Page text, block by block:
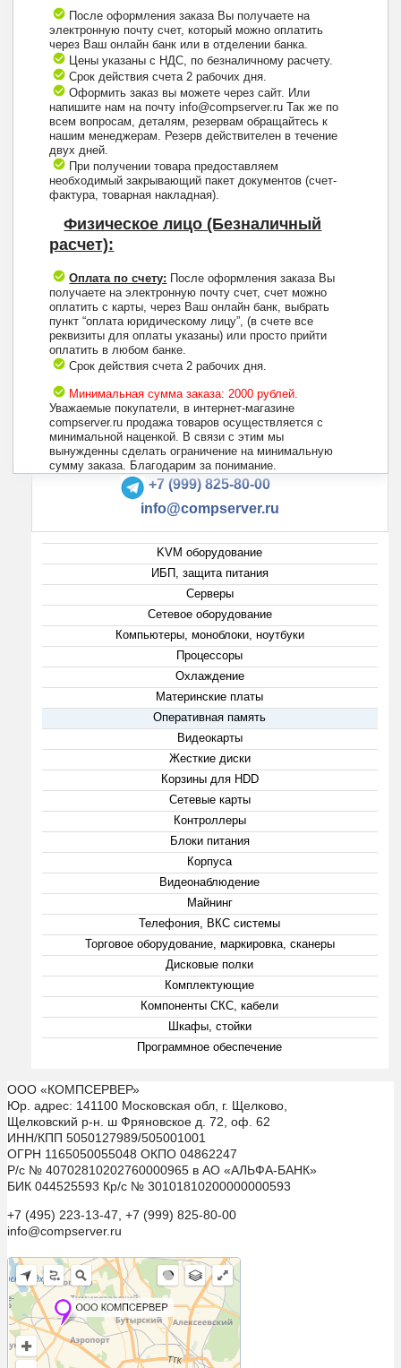
После оформления заказа Вы получаете на
электронную почту счет, который можно оплатить
через Ваш онлайн банк или в отделении банка.
Цены указаны с НДС, по безналичному расчету.
Срок действия счета 2 рабочих дня.
Оформить заказ вы можете через сайт. Или
напишите нам на почту info@compserver.ru Так же по
всем вопросам, деталям, резервам обращайтесь к
нашим менеджерам. Резерв действителен в течение
двух дней.
При получении товара предоставляем
необходимый закрывающий пакет документов (счет-
фактура, товарная накладная).
Физическое лицо (Безналичный
расчет):
Оплата по счету: После оформления заказа Вы
получаете на электронную почту счет, счет можно
оплатить с карты, через Ваш онлайн банк, выбрать
пункт “оплата юридическому лицу”, (в счете все
реквизиты для оплаты указаны) или просто прийти
оплатить в любом банке.
Срок действия счета 2 рабочих дня.
Минимальная сумма заказа: 2000 рублей.
Уважаемые покупатели, в интернет-магазине
compserver.ru продажа товаров осуществляется с
минимальной наценкой. В связи с этим мы
вынужденны сделать ограничение на минимальную
сумму заказа. Благодарим за понимание.
+7 (495) 223-13-47
+7 (999) 825-80-00
info@compserver.ru
KVM оборудование
ИБП, защита питания
Серверы
Сетевое оборудование
Компьютеры, моноблоки, ноутбуки
Процессоры
Охлаждение
Материнские платы
Оперативная память
Видеокарты
Жесткие диски
Корзины для HDD
Сетевые карты
Контроллеры
Блоки питания
Корпуса
Видеонаблюдение
Майнинг
Телефония, ВКС системы
Торговое оборудование, маркировка, сканеры
Дисковые полки
Комплектующие
Компоненты СКС, кабели
Шкафы, стойки
Программное обеспечение
ООО «КОМПСЕРВЕР»
Юр. адрес: 141100 Московская обл, г. Щелково,
Щелковский р-н. ш Фряновское д. 72, оф. 62
ИНН/КПП 5050127989/505001001
ОГРН 1165050055048 ОКПО 04862247
Р/с № 40702810202760000965 в АО «АЛЬФА-БАНК»
БИК 044525593 Кр/с № 30101810200000000593
+7 (495) 223-13-47, +7 (999) 825-80-00
info@compserver.ru